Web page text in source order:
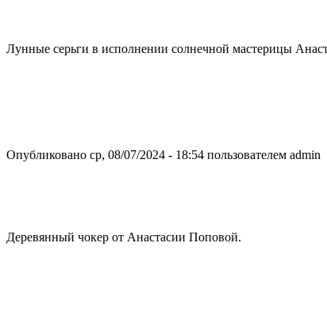
Лунные серьги в исполнении солнечной мастерицы
Опубликовано ср, 08/07/2024 - 18:54 пользователем admin
Деревянный чокер от Анастасии Поповой.